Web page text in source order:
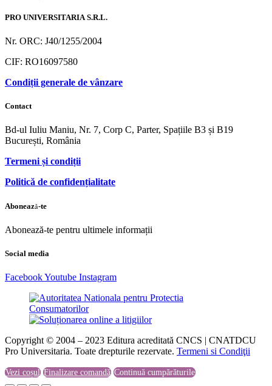
PRO UNIVERSITARIA S.R.L.
Nr. ORC: J40/1255/2004
CIF: RO16097580
Condiții generale de vânzare
Contact
Bd-ul Iuliu Maniu, Nr. 7, Corp C, Parter, Spațiile B3 și B19
București, România
Termeni și condiții
Politică de confidențialitate
Abonează-te
Abonează-te pentru ultimele informații
Social media
FacebookYoutube Instagram
Copyright © 2004 – 2023 Editura acreditată CNCS | CNATDCU
Pro Universitaria. Toate drepturile rezervate. Termeni si Condiţii
Vezi coșul Finalizare comandă Continuă cumpărăturile